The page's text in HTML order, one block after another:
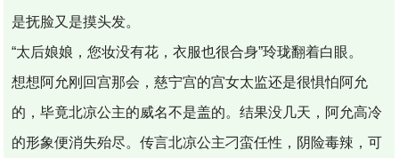
是抚脸又是摸头发。
“太后娘娘，您妆没有花，衣服也很合身”玲珑翻着白眼。
想想阿允刚回宫那会，慈宁宫的宫女太监还是很惧怕阿允
的，毕竟北凉公主的威名不是盖的。结果没几天，阿允高冷
的形象便消失殆尽。传言北凉公主刁蛮任性，阴险毒辣，可